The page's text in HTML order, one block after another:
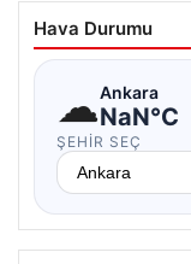
Hava Durumu
☁Ankara
NaN°C
ŞEHIR SEÇ